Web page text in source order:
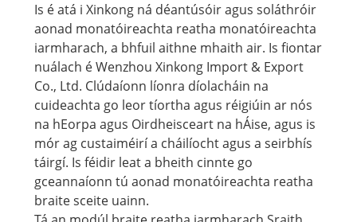
Is é atá i Xinkong ná déantúsóir agus soláthróir
aonad monatóireachta reatha monatóireachta
iarmharach, a bhfuil aithne mhaith air. Is fiontar
nuálach é Wenzhou Xinkong Import & Export
Co., Ltd. Clúdaíonn líonra díolacháin na
cuideachta go leor tíortha agus réigiúin ar nós
na hEorpa agus Oirdheisceart na hÁise, agus is
mór ag custaiméirí a cháilíocht agus a seirbhís
táirgí. Is féidir leat a bheith cinnte go
gceannaíonn tú aonad monatóireachta reatha
braite sceite uainn.